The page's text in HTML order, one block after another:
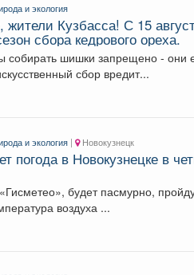
и экология
жители Кузбасса! С 15
сбора кедрового ореха.
собирать шишки запрещено - они
сбор вредит...
и экология | Новокузнецк
погода в Новокузнецке в
пасмурно, пройдут дожди с
грозами, температура воздуха ...